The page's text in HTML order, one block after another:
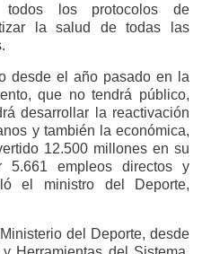
todos los protocolos de
la salud de todas las
desde el año pasado en la
que no tendrá público,
desarrollar la reactivación
y también la económica,
12.500 millones en su
5.661 empleos directos y
el ministro del Deporte,
del Deporte, desde